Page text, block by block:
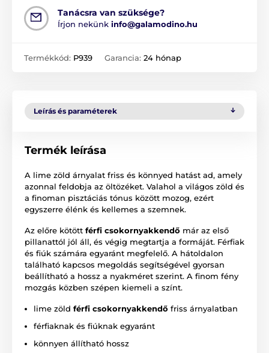
Tanácsra van szüksége?
Írjon nekünk info@galamodino.hu
Termékkód: P939 Garancia: 24 hónap
Leírás és paraméterek
Termék leírása
A lime zöld árnyalat friss és könnyed hatást ad, amely
azonnal feldobja az öltözéket. Valahol a világos zöld és
a finoman pisztáciás tónus között mozog, ezért
egyszerre élénk és kellemes a szemnek.
Az előre kötött férfi csokornyakkendő már az első
pillanattól jól áll, és végig megtartja a formáját. Férfiak
és fiúk számára egyaránt megfelelő. A hátoldalon
található kapcsos megoldás segítségével gyorsan
beállítható a hossz a nyakméret szerint. A finom fény
mozgás közben szépen kiemeli a színt.
lime zöld férfi csokornyakkendő friss árnyalatban
férfiaknak és fiúknak egyaránt
könnyen állítható hossz